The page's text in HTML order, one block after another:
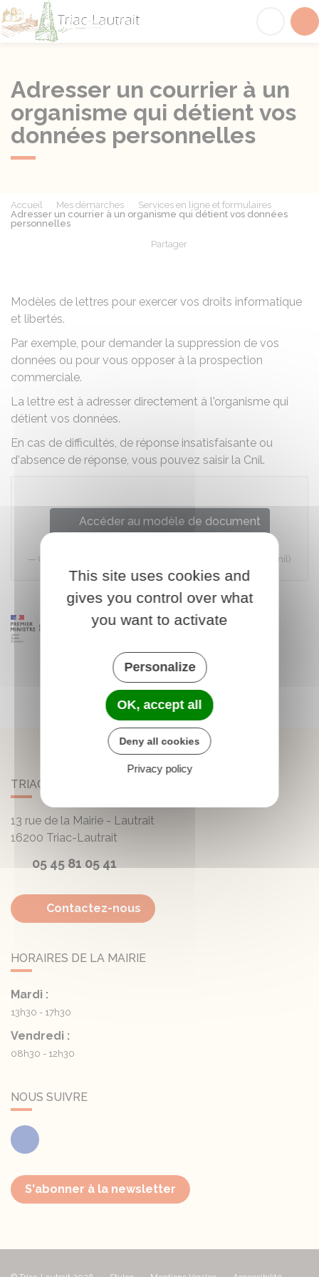
Adresser un courrier à un
organisme qui détient vos
données personnelles
Accueil Mes démarches
Services en ligne et formulaires
Adresser un courrier à un organisme qui détient vos données
personnelles
Partager
Modèles de lettres pour exercer vos droits informatique
et libertés.
Par exemple, pour demander la suppression de vos
données ou pour vous opposer à la prospection
commerciale.
La lettre est à adresser directement à l'organisme qui
détient vos données.
En cas de difficultés, de réponse insatisfaisante ou
d'absence de réponse, vous pouvez saisir la Cnil.
Accéder au modèle de document
Commission nationale de l'informatique et des libertés (Cnil)
TRIAC-LAUTRAIT
13 rue de la Mairie - Lautrait
16200 Triac-Lautrait
05 45 81 05 41
Contactez-nous
HORAIRES DE LA MAIRIE
Mardi :
13h30 - 17h30
Vendredi :
08h30 - 12h30
NOUS SUIVRE
Facebook
S'abonner à la newsletter
This site uses cookies and
gives you control over what
you want to activate
Personalize
OK, accept all
Deny all cookies
Privacy policy